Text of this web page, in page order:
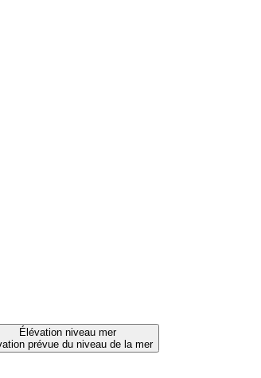
Élévation niveau mer
prévue du niveau de la mer